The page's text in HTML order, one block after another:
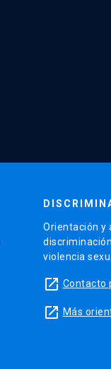
Orientación y
violencia
launch Contacto
launch Más